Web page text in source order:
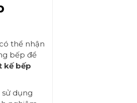
thể nhận
bếp để
kế bếp
dụng